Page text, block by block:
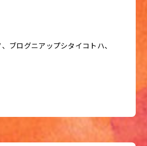
ブログニアップシタイコトハ、